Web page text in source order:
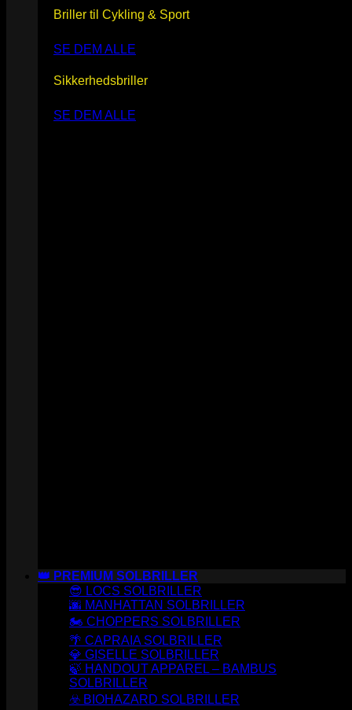
Briller til Cykling & Sport
SE DEM ALLE
Sikkerhedsbriller
SE DEM ALLE
👑 PREMIUM SOLBRILLER
😎 LOCS SOLBRILLER
🌆 MANHATTAN SOLBRILLER
🏍️ CHOPPERS SOLBRILLER
🌴 CAPRAIA SOLBRILLER
💎 GISELLE SOLBRILLER
🍃 HANDOUT APPAREL – BAMBUS
SOLBRILLER
☣️ BIOHAZARD SOLBRILLER